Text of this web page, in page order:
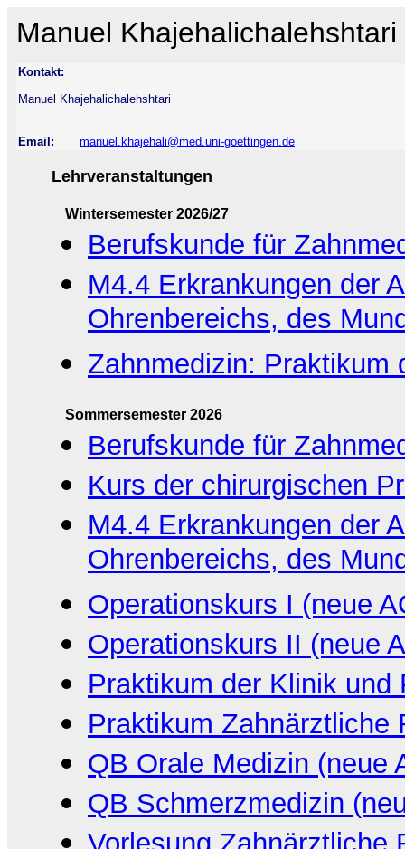
Manuel Khajehalichalehshtari
Kontakt:
Manuel Khajehalichalehshtari
Email: manuel.khajehali@med.uni-goettingen.de
Lehrveranstaltungen
Wintersemester 2026/27
Berufskunde für
M4.4 Erkrankungen der
Ohrenbereichs, des
Zahnmedizin: Praktikum
Sommersemester 2026
Berufskunde für
Kurs der chirurgischen
M4.4 Erkrankungen der
Ohrenbereichs, des
Operationskurs I (neue
Operationskurs II (neue
Praktikum der Klinik und
Praktikum Zahnärztliche
QB Orale Medizin (neue
QB Schmerzmedizin